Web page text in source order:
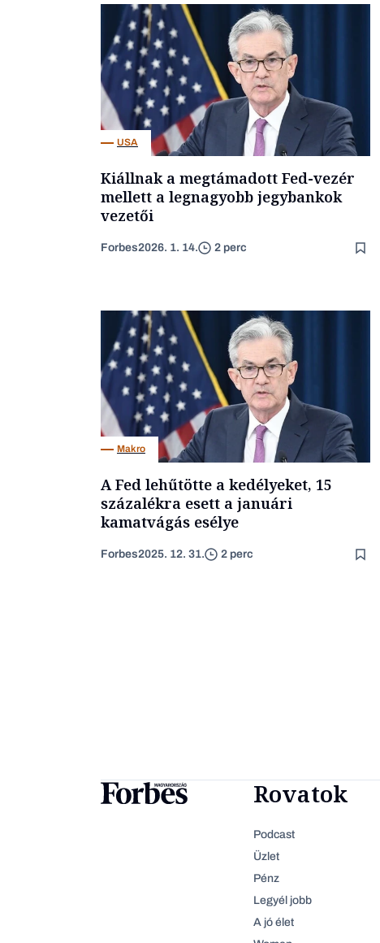
USA
Kiállnak a megtámadott Fed-vezér
mellett a legnagyobb jegybankok
vezetői
Forbes2026. 1. 14. 2 perc
Makro
A Fed lehűtötte a kedélyeket, 15
százalékra esett a januári
kamatvágás esélye
Forbes2025. 12. 31. 2 perc
Rovatok
Podcast
Üzlet
Pénz
Legyél jobb
A jó élet